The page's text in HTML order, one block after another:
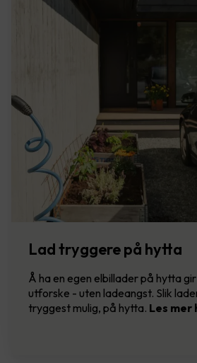
Lad tryggere på hytta
Å ha en egen elbillader på hytta
utforske - uten ladeangst. Slik
tryggest mulig, på hytta. Les mer